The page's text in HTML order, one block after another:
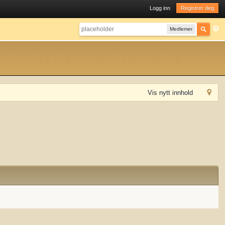
Logg inn Registrer deg
Medlemer
Vis nytt innhold